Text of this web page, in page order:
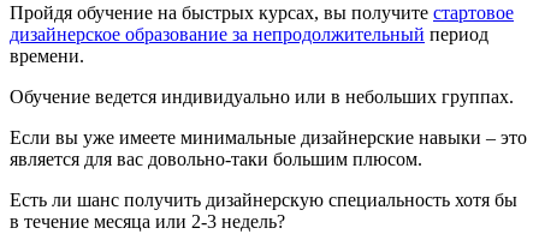
Пройдя обучение на быстрых курсах, вы получите стартовое
дизайнерское образование за непродолжительный период
времени.
Обучение ведется индивидуально или в небольших группах.
Если вы уже имеете минимальные дизайнерские навыки – это
является для вас довольно-таки большим плюсом.
Есть ли шанс получить дизайнерскую специальность хотя бы
в течение месяца или 2-3 недель?